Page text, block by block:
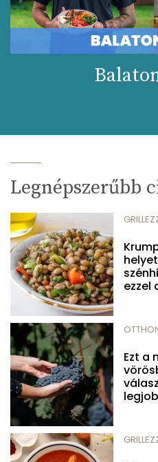
Legnépszerűbb
ezzel
Ezt a